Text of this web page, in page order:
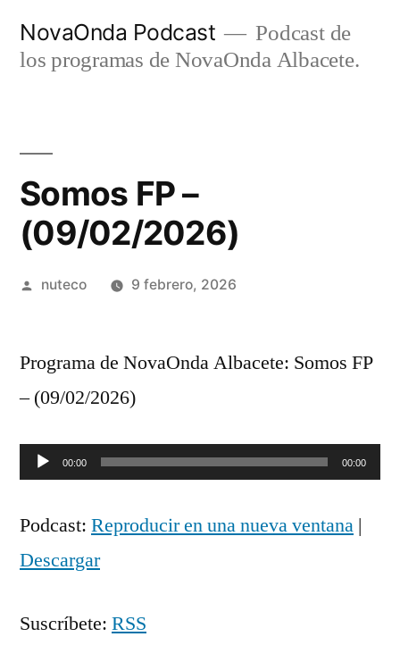
NovaOnda Podcast
Podcast de
los programas de NovaOnda Albacete.
Somos FP –
(09/02/2026)
Publicada
nuteco 9 febrero, 2026
Programa de NovaOnda Albacete: Somos FP
– (09/02/2026)
Reproductor
audio
00:00 00:00
Podcast: Reproducir en una nueva ventana |
Descargar
Suscríbete: RSS